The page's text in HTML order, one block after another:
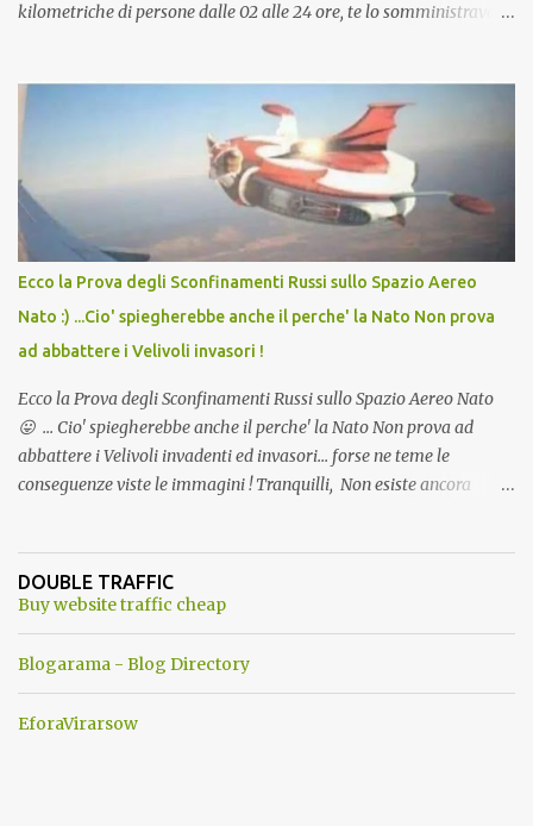
kilometriche di persone dalle 02 alle 24 ore, te lo somministravano
Vaccino come: l' Amaro del Capo, era "spettacolare Ghiacciato, ma
andava bene anche, a Temperatura Ambiente"! Riproponiamo
l'articolo per NON Dimenticare!
Ecco la Prova degli Sconfinamenti Russi sullo Spazio Aereo
Nato :) ...Cio' spiegherebbe anche il perche' la Nato Non prova
ad abbattere i Velivoli invasori !
Ecco la Prova degli Sconfinamenti Russi sullo Spazio Aereo Nato
😛 ... Cio' spiegherebbe anche il perche' la Nato Non prova ad
abbattere i Velivoli invadenti ed invasori... forse ne teme le
conseguenze viste le immagini ! Tranquilli, Non esiste ancora
ancora una fantasia Nato o forse una "False Flag", per provocare
una guerra mondiale che difficilmente da menti sane, potrebbe
DOUBLE TRAFFIC
Buy website traffic cheap
Blogarama - Blog Directory
EforaVirarsow